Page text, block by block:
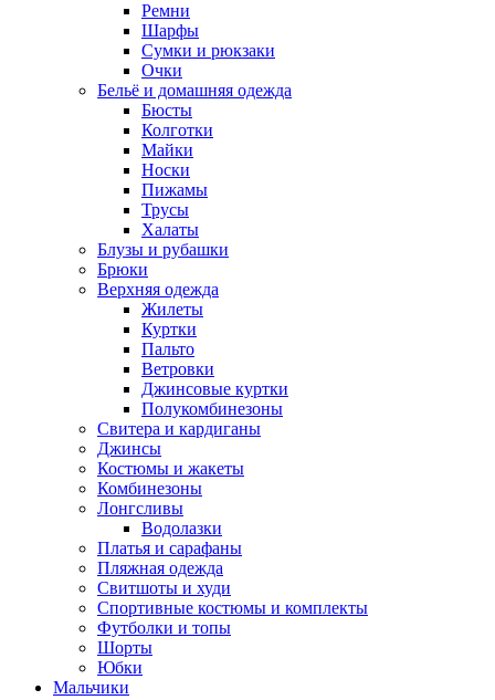
Ремни
Шарфы
Сумки и рюкзаки
Очки
Бельё и домашняя одежда
Бюсты
Колготки
Майки
Носки
Пижамы
Трусы
Халаты
Блузы и рубашки
Брюки
Верхняя одежда
Жилеты
Куртки
Пальто
Ветровки
Джинсовые куртки
Полукомбинезоны
Свитера и кардиганы
Джинсы
Костюмы и жакеты
Комбинезоны
Лонгсливы
Водолазки
Платья и сарафаны
Пляжная одежда
Свитшоты и худи
Спортивные костюмы и комплекты
Футболки и топы
Шорты
Юбки
Мальчики